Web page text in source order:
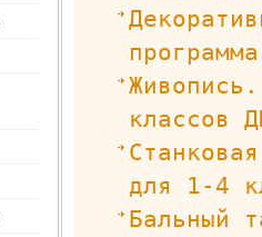
классов
для 1-4
Бальный